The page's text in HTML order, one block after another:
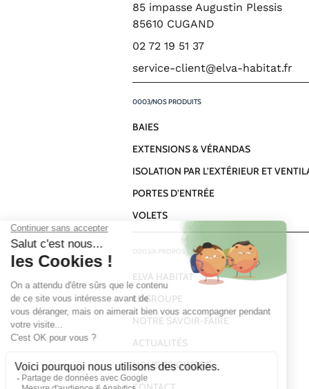
85 impasse Augustin Plessis
85610 CUGAND
02 72 19 51 37
service-client@elva-habitat.fr
NOS PRODUITS
BAIES
EXTENSIONS & VÉRANDAS
ISOLATION PAR L’EXTÉRIEUR ET
PORTES D’ENTRÉE
VOLETS
A PROPOS
ELVA HABITAT
LE GROUPE
NOTRE SAVOIR-FAIRE
ACTUALITÉS
NOUS REJOINDRE